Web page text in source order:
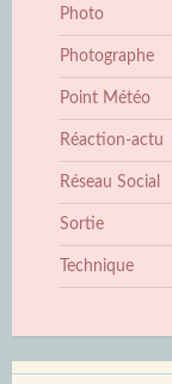
Photo
Photographe
Point Météo
Réaction-actu
Réseau Social
Sortie
Technique